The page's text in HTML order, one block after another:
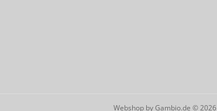
Webshop by Gambio.de © 2026